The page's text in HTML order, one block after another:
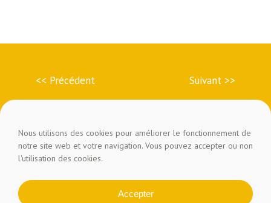
Nous utilisons des cookies pour améliorer le fonctionnement de
notre site web et votre navigation. Vous pouvez accepter ou non
l'utilisation des cookies.
Accepter
<< Précédent Suivant >>
Copyright © 2026 Foreztival -Mentions légales